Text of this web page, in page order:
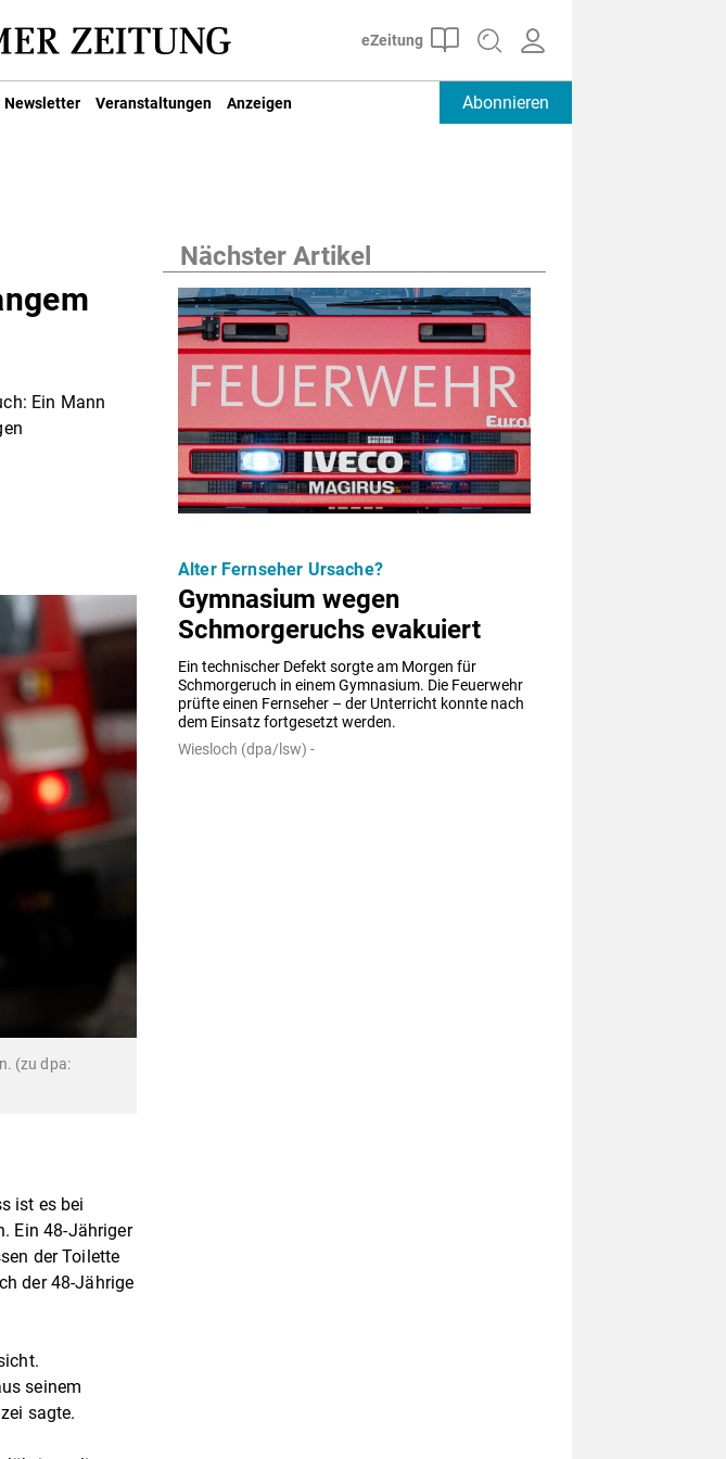
Newsletter Veranstaltungen Anzeigen Abonnieren
Ein Mann
(zu dpa:
ist es bei
Ein 48-Jähriger
der Toilette
der 48-Jährige
seinem
sagte.
Nächster Artikel
Gymnasium wegen
Schmorgeruchs evakuiert
Ein technischer Defekt sorgte am Morgen für
Schmorgeruch in einem Gymnasium. Die Feuerwehr
prüfte einen Fernseher – der Unterricht konnte nach
dem Einsatz fortgesetzt werden.
Alter Fernseher Ursache?
Wiesloch (dpa/lsw) -